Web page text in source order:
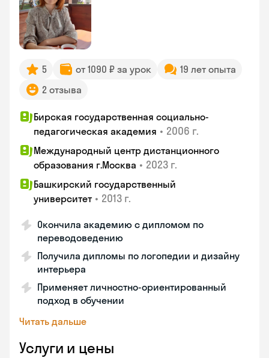
5 от 1090 ₽ за урок
19 лет опыта
2 отзыва
Бирская государственная социально-
педагогическая академия • 2006 г.
Международный центр дистанционного
образования г.Москва • 2023 г.
Башкирский государственный
университет • 2013 г.
Окончила академию с дипломом по
переводоведению
Получила дипломы по логопедии и дизайну
интерьера
Применяет личностно-ориентированный
подход в обучении
Читать дальше
Услуги и цены